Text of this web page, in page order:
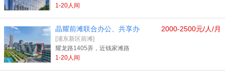
1-20人间
2000-2500元/人/月
晶耀前滩联合办公、共享办
[浦东新区前滩]
耀龙路1405弄，近钱家滩路
1-20人间